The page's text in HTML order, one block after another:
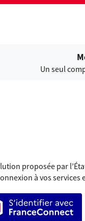
Un seul
proposée par
à vos services
S’identifier avec